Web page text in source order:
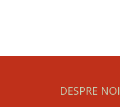
DESPRE NOI